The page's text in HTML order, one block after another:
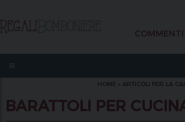
HOME » ARTICOLI PER LA
BARATTOLI PER